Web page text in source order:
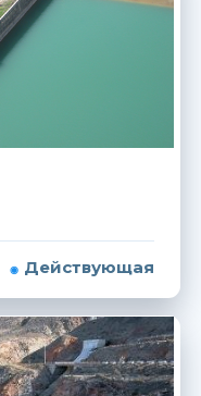
Действующая